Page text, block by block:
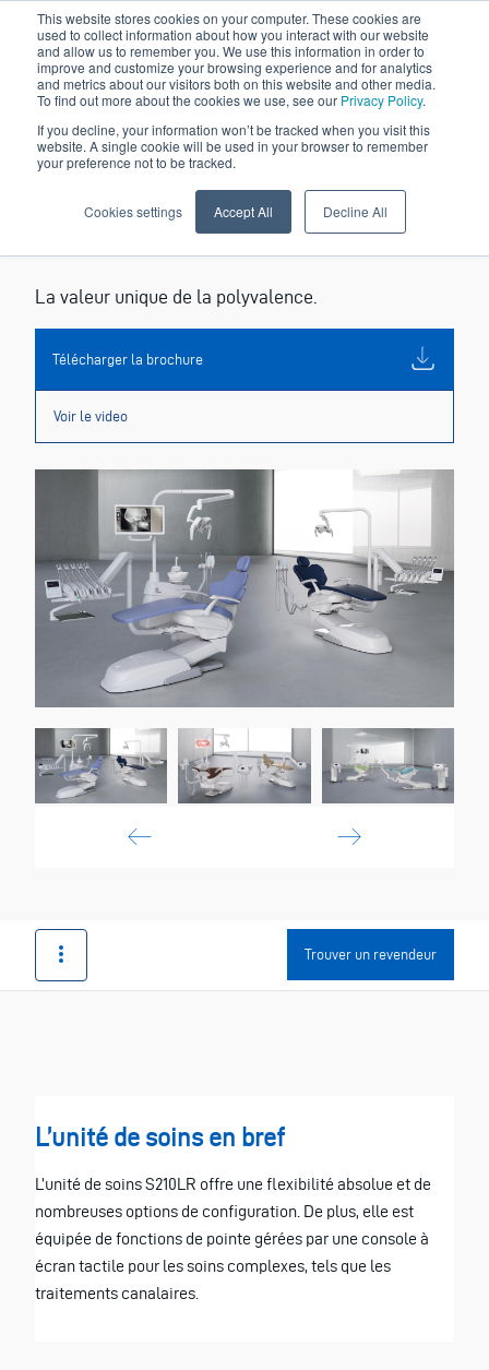
This website stores cookies on your computer. These cookies are
used to collect information about how you interact with our website
and allow us to remember you. We use this information in order to
improve and customize your browsing experience and for analytics
and metrics about our visitors both on this website and other media.
To find out more about the cookies we use, see our Privacy Policy.
If you decline, your information won’t be tracked when you visit this
website. A single cookie will be used in your browser to remember
your preference not to be tracked.
Cookies settings Accept All Decline All
La valeur unique de la polyvalence.
Télécharger la brochure
Voir le video
Trouver un revendeur
L’unité de soins en bref
L’unité de soins S210LR offre une flexibilité absolue et de
nombreuses options de configuration. De plus, elle est
équipée de fonctions de pointe gérées par une console à
écran tactile pour les soins complexes, tels que les
traitements canalaires.